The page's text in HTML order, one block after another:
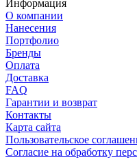
Информация
О компании
Нанесения
Портфолио
Бренды
Оплата
Доставка
FAQ
Гарантии и возврат
Контакты
Карта сайта
Пользовательское
Согласие на обработку